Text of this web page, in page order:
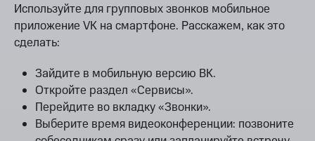
Используйте для групповых звонков мобильное
приложение VK на смартфоне. Расскажем, как это
сделать:
Зайдите в мобильную версию ВК.
Откройте раздел «Сервисы».
Перейдите во вкладку «Звонки».
Выберите время видеоконференции: позвоните